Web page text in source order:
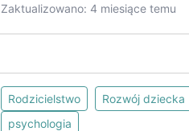
Zaktualizowano: 4 miesiące temu
Rodzicielstwo Rozwój dziecka
psychologia